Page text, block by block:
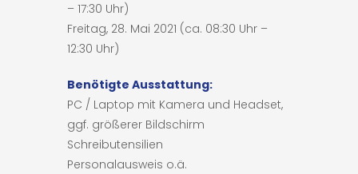
– 17:30 Uhr)
Freitag, 28. Mai 2021 (ca. 08:30 Uhr –
12:30 Uhr)
Benötigte Ausstattung:
PC / Laptop mit Kamera und Headset,
ggf. größerer Bildschirm
Schreibutensilien
Personalausweis o.ä.